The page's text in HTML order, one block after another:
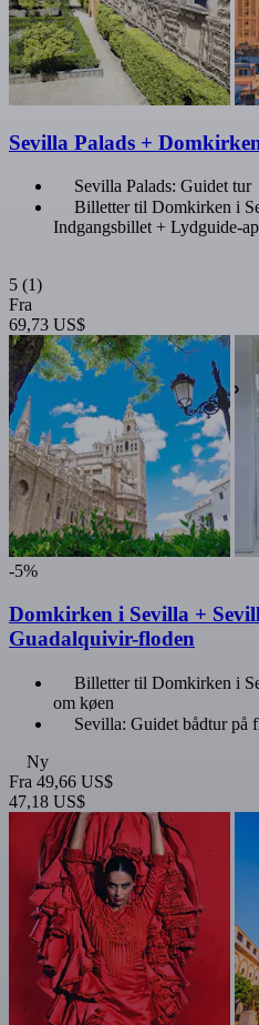
Sevilla Palads +
Sevilla Palads: Guidet tur
Billetter til Domkirken i
Indgangsbillet + Lydguide-
5 (1)
Fra
69,73 US$
-5%
Domkirken i Sevilla +
Guadalquivir-floden
Billetter til Domkirken i
om køen
Sevilla: Guidet bådtur på
Ny
Fra 49,66 US$
47,18 US$